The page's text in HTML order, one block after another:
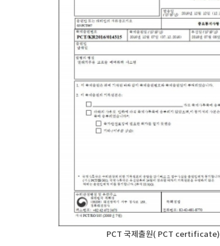
PCT 국제출원( PCT certificate)